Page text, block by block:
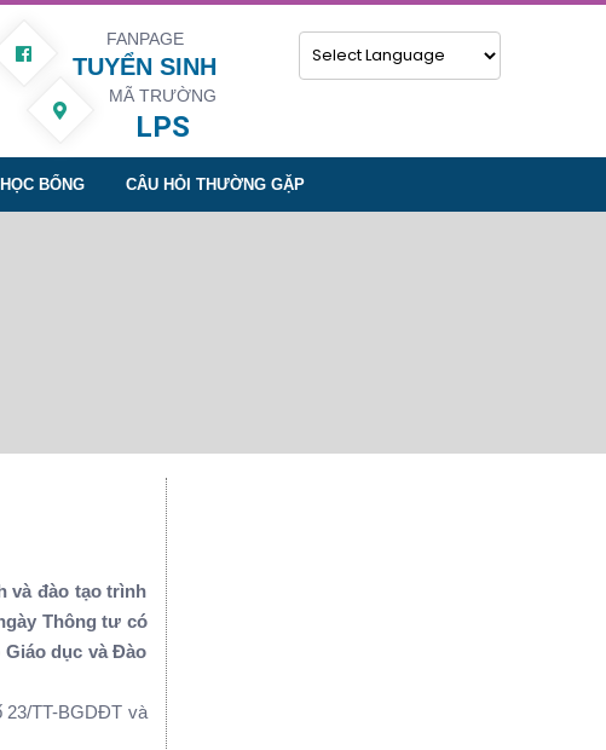
FANPAGE
TUYỂN SINH
MÃ TRƯỜNG
LPS
HỌC BỔNG CÂU HỎI THƯỜNG GẶP
và đào tạo trình
Thông tư có
Giáo dục và Đào
23/TT-BGDĐT và